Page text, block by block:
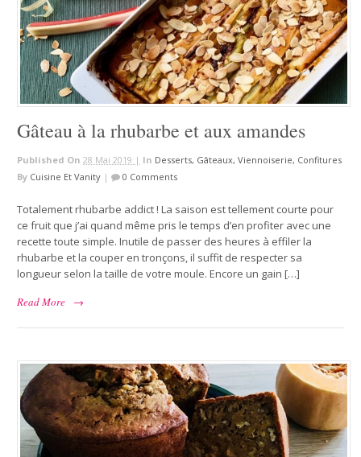
Gâteau à la rhubarbe et aux amandes
Published On 28 Mai 2019 | In Desserts, Gâteaux, Viennoiserie, Confitures
By Cuisine Et Vanity | 0 Comments
Totalement rhubarbe addict ! La saison est tellement courte pour
ce fruit que j’ai quand même pris le temps d’en profiter avec une
recette toute simple. Inutile de passer des heures à effiler la
rhubarbe et la couper en tronçons, il suffit de respecter sa
longueur selon la taille de votre moule. Encore un gain […]
Read More
→